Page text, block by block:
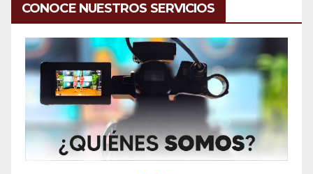
CONOCE NUESTROS SERVICIOS